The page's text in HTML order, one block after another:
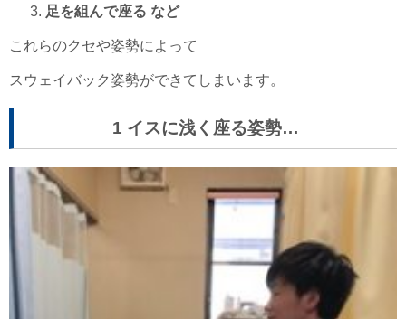
足を組んで座る など
これらのクセや姿勢によって
スウェイバック姿勢ができてしまいます。
1 イスに浅く座る姿勢…